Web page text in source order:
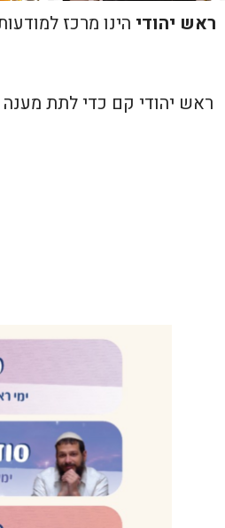
ראש יהודי הינו מרכז
ראש יהודי קם כדי לתת מענה